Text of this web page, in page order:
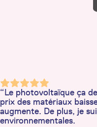
“Le photovoltaïque ça
prix des matériaux
augmente. De plus, je
environnementales.